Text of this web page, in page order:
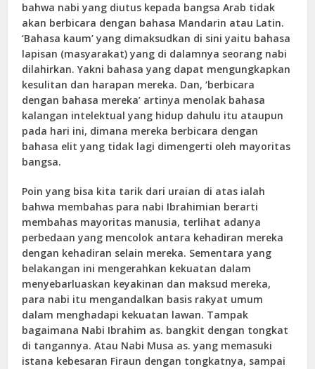
bahwa nabi yang diutus kepada bangsa Arab tidak
akan berbicara dengan bahasa Mandarin atau Latin.
‘Bahasa kaum’ yang dimaksudkan di sini yaitu bahasa
lapisan (masyarakat) yang di dalamnya seorang nabi
dilahirkan. Yakni bahasa yang dapat mengungkapkan
kesulitan dan harapan mereka. Dan, ‘berbicara
dengan bahasa mereka’ artinya menolak bahasa
kalangan intelektual yang hidup dahulu itu ataupun
pada hari ini, dimana mereka berbicara dengan
bahasa elit yang tidak lagi dimengerti oleh mayoritas
bangsa.
Poin yang bisa kita tarik dari uraian di atas ialah
bahwa membahas para nabi Ibrahimian berarti
membahas mayoritas manusia, terlihat adanya
perbedaan yang mencolok antara kehadiran mereka
dengan kehadiran selain mereka. Sementara yang
belakangan ini mengerahkan kekuatan dalam
menyebarluaskan keyakinan dan maksud mereka,
para nabi itu mengandalkan basis rakyat umum
dalam menghadapi kekuatan lawan. Tampak
bagaimana Nabi Ibrahim as. bangkit dengan tongkat
di tangannya. Atau Nabi Musa as. yang memasuki
istana kebesaran Firaun dengan tongkatnya, sampai